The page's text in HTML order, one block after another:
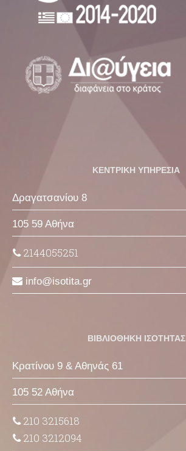
ΚΕΝΤΡΙΚΗ ΥΠΗΡΕΣΙΑ
Δραγατσανίου 8
105 59 Αθήνα
2144055251
info isotita gr
ΒΙΒΛΙΟΘΗΚΗ ΙΣΟΤΗΤΑΣ
Κρατίνου 9 & Αθηνάς 61
105 52 Αθήνα
210 3215618
210 3212094